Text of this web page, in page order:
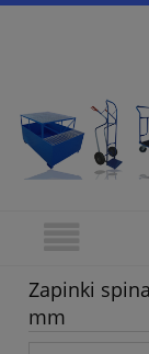
Zapinki
mm